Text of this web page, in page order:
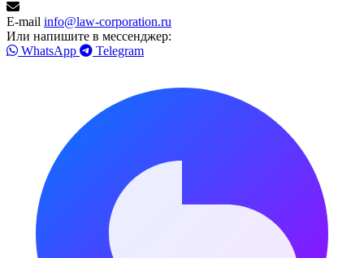
E-mail info@law-corporation.ru
Или напишите в мессенджер:
WhatsApp
Telegram